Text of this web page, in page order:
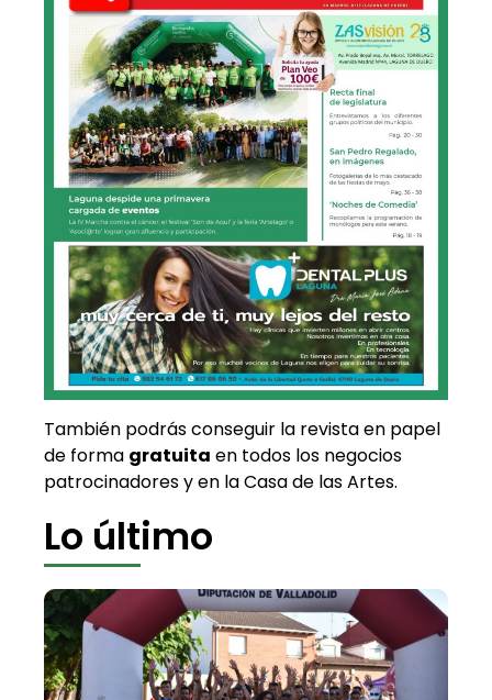
También podrás conseguir la revista en papel
de forma gratuita en todos los negocios
patrocinadores y en la Casa de las Artes.
Lo último